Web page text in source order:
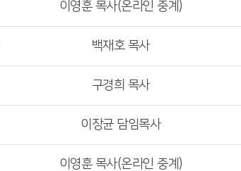
이영훈 목사(온라인 중계)
백재호 목사
구경희 목사
이장균 담임목사
이영훈 목사(온라인 중계)